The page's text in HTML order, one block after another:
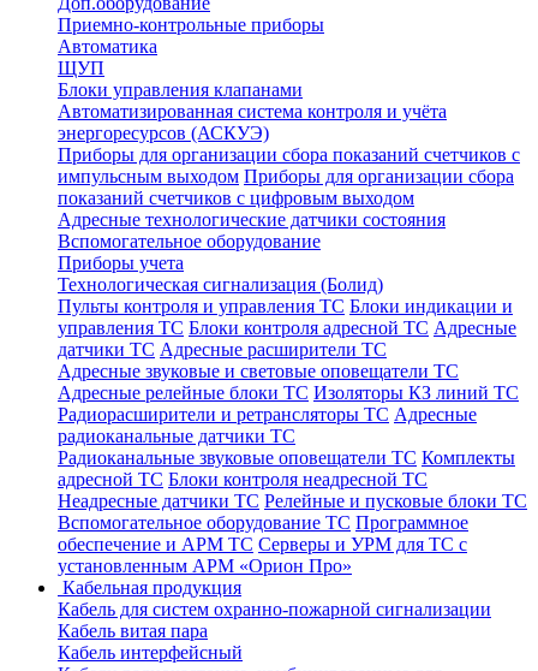
Приемно-контрольные приборы
Автоматика
ЩУП
Блоки управления клапанами
Автоматизированная система контроля и учёта
энергоресурсов (АСКУЭ)
Приборы для организации сбора показаний счетчиков с
импульсным выходом Приборы для организации сбора
показаний счетчиков с цифровым выходом
Адресные технологические датчики состояния
Вспомогательное оборудование
Приборы учета
Технологическая сигнализация (Болид)
Пульты контроля и управления ТС Блоки индикации и
управления ТС Блоки контроля адресной ТС Адресные
датчики ТС Адресные расширители ТС
Адресные звуковые и световые оповещатели ТС
Адресные релейные блоки ТС Изоляторы КЗ линий ТС
Радиорасширители и ретрансляторы ТС Адресные
радиоканальные датчики ТС
Радиоканальные звуковые оповещатели ТС Комплекты
адресной ТС Блоки контроля неадресной ТС
Неадресные датчики ТС Релейные и пусковые блоки ТС
Вспомогательное оборудование ТС Программное
обеспечение и АРМ ТС Серверы и УРМ для ТС с
установленным АРМ «Орион Про»
Кабельная продукция
Кабель для систем охранно-пожарной сигнализации
Кабель витая пара
Кабель интерфейсный